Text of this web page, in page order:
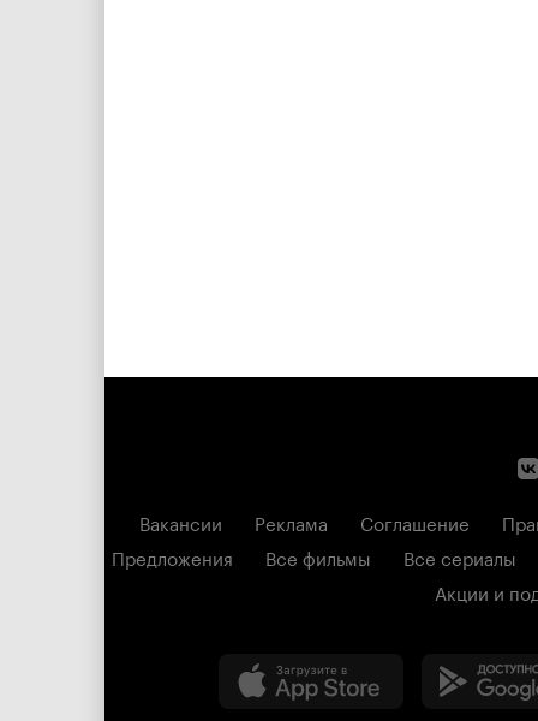
Вакансии Реклама Соглашение
Предложения
Все фильмы
Все сериалы
Акции и